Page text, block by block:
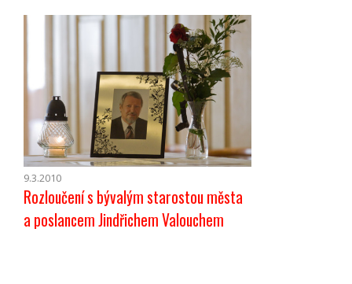
9.3.2010
Rozloučení s bývalým starostou města
a poslancem Jindřichem Valouchem